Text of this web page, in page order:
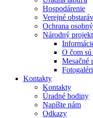
Hospodárenie
Verejné
Ochrana
Národný
O čom
Mesačné
Kontakty
Kontakty
Úradné hodiny
Napíšte nám
Odkazy